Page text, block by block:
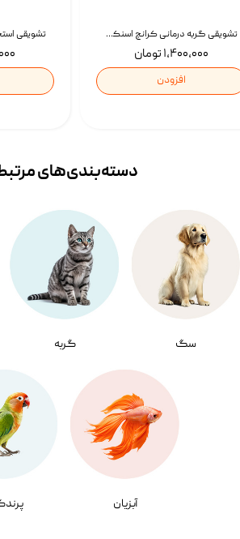
تشویقی گربه درمانی کرانچ اسنکی با طعم میکس Snacky Crunch Cat Treats وزن 60 گرم بسته 4 عددی
۱,۴۰۰,۰۰۰ تومان
افزودن
سگ گربه
آبزیان
دسته‌بندی‌‌های